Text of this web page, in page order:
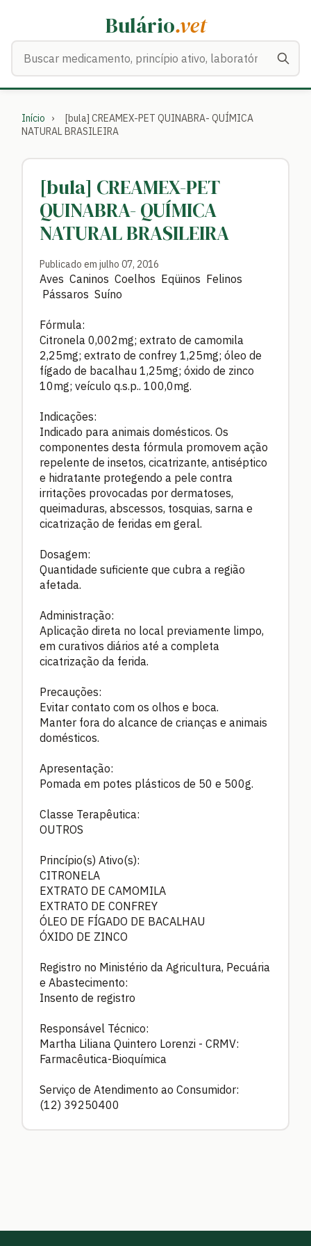
Bulário.vet
Início ›
[bula] CREAMEX-PET QUINABRA- QUÍMICA
NATURAL BRASILEIRA
[bula] CREAMEX-PET
QUINABRA- QUÍMICA
NATURAL BRASILEIRA
Publicado em julho 07, 2016
Aves Caninos Coelhos Eqüinos Felinos
Pássaros Suíno
Fórmula:
Citronela 0,002mg; extrato de camomila
2,25mg; extrato de confrey 1,25mg; óleo de
fígado de bacalhau 1,25mg; óxido de zinco
10mg; veículo q.s.p.. 100,0mg.
Indicações:
Indicado para animais domésticos. Os
componentes desta fórmula promovem ação
repelente de insetos, cicatrizante, antiséptico
e hidratante protegendo a pele contra
irritações provocadas por dermatoses,
queimaduras, abscessos, tosquias, sarna e
cicatrização de feridas em geral.
Dosagem:
Quantidade suficiente que cubra a região
afetada.
Administração:
Aplicação direta no local previamente limpo,
em curativos diários até a completa
cicatrização da ferida.
Precauções:
Evitar contato com os olhos e boca.
Manter fora do alcance de crianças e animais
domésticos.
Apresentação:
Pomada em potes plásticos de 50 e 500g.
Classe Terapêutica:
OUTROS
Princípio(s) Ativo(s):
CITRONELA
EXTRATO DE CAMOMILA
EXTRATO DE CONFREY
ÓLEO DE FÍGADO DE BACALHAU
ÓXIDO DE ZINCO
Registro no Ministério da Agricultura, Pecuária
e Abastecimento:
Insento de registro
Responsável Técnico:
Martha Liliana Quintero Lorenzi - CRMV:
Farmacêutica-Bioquímica
Serviço de Atendimento ao Consumidor:
(12) 39250400